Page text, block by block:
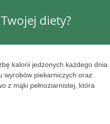
diety?
kalorii jedzonych każdego dnia
wyrobów piekarniczych oraz
z mąki pełnoziarnistej, która